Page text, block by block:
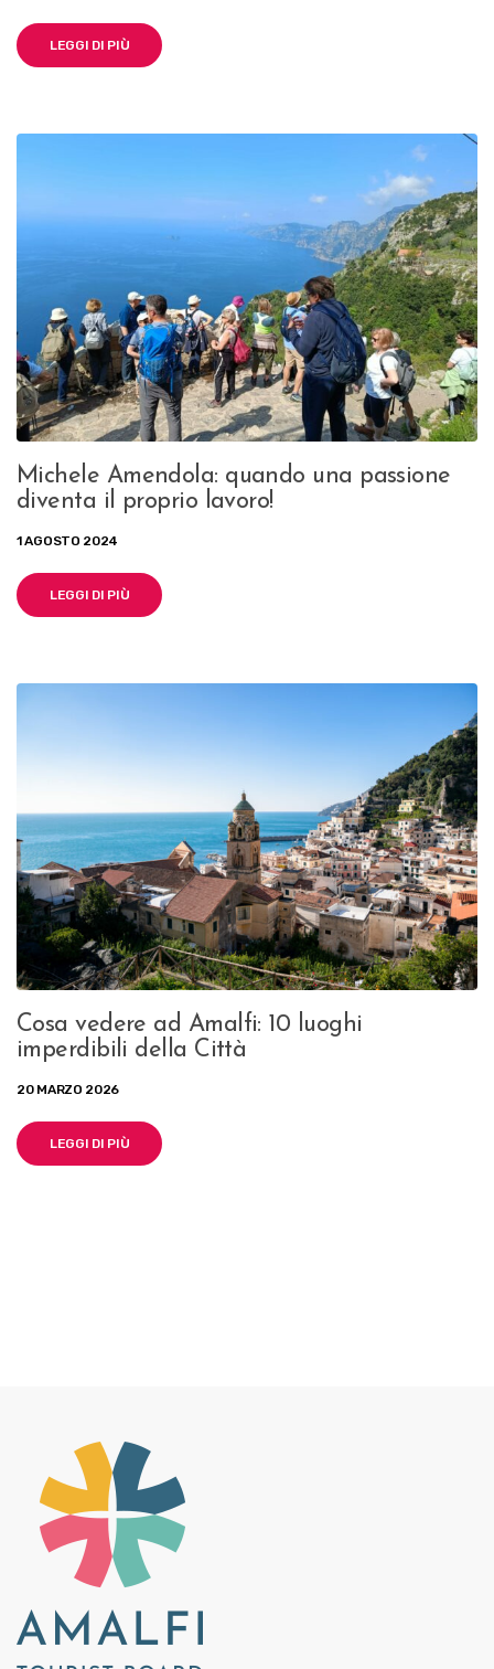
LEGGI DI PIÙ
Michele Amendola: quando una passione
diventa il proprio lavoro!
1 AGOSTO 2024
LEGGI DI PIÙ
Cosa vedere ad Amalfi: 10 luoghi
imperdibili della Città
20 MARZO 2026
LEGGI DI PIÙ